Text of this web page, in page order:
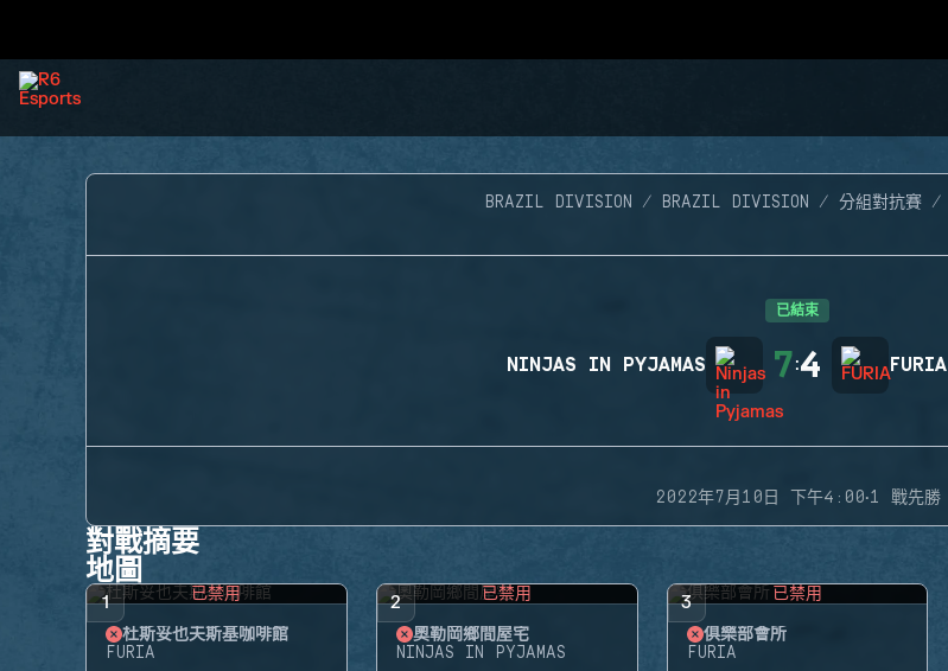
BRAZIL DIVISION BRAZIL DIVISION 分組對抗賽
已結束
NINJAS IN PYJAMAS 7:4 FURIA
2022年7月10日 下午4:00·1 戰先勝
對戰摘要
地圖
1 已禁用
杜斯妥也夫斯基咖啡館
FURIA
2 已禁用
奧勒岡鄉間屋宅
NINJAS IN PYJAMAS
3 已禁用
俱樂部會所
FURIA